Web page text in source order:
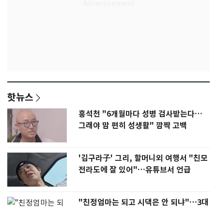
핫뉴스
홍석천 "6개월마다 성병 검사받는다…
그래야 맘 편히 성생활" 깜짝 고백
'김구라子' 그리, 할머니외 여행서 "친모
전라도에 잘 있어"…유튜브서 언급
"친정엄마는 되고 시댁은 안 되냐"…3대